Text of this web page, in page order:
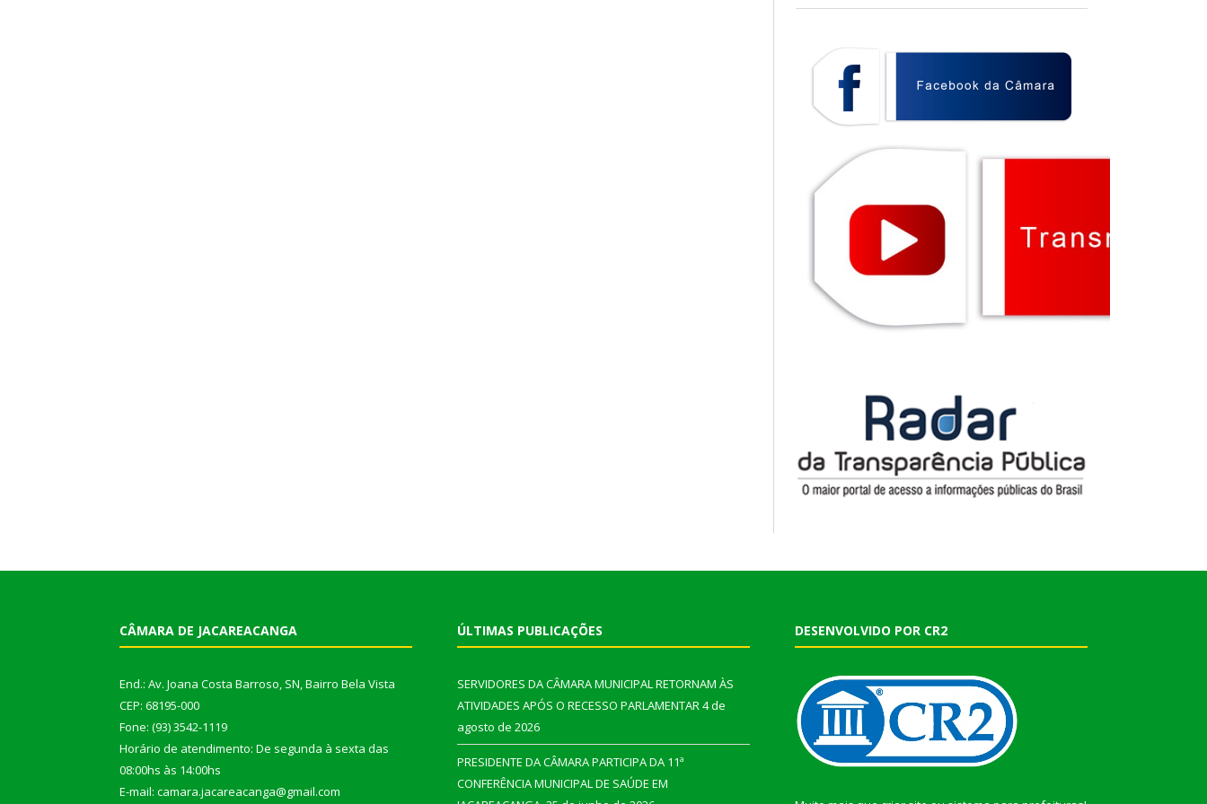
CÂMARA DE JACAREACANGA
End.: Av. Joana Costa Barroso, SN, Bairro Bela Vista
CEP: 68195-000
Fone: (93) 3542-1119
Horário de atendimento: De segunda à sexta das
08:00hs às 14:00hs
E-mail: camara.jacareacanga@gmail.com
ÚLTIMAS PUBLICAÇÕES
SERVIDORES DA CÂMARA MUNICIPAL RETORNAM ÀS
ATIVIDADES APÓS O RECESSO PARLAMENTAR4 de
agosto de 2026
PRESIDENTE DA CÂMARA PARTICIPA DA 11ª
CONFERÊNCIA MUNICIPAL DE SAÚDE EM
DESENVOLVIDO POR CR2